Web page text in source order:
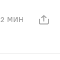
2 МИН